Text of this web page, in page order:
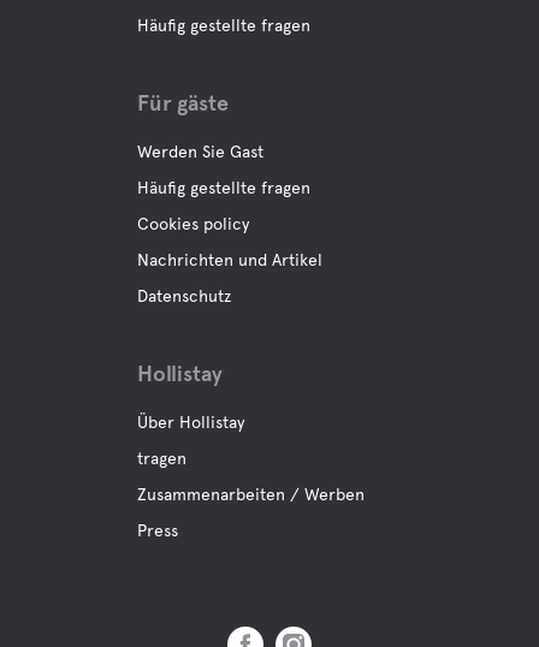
Haustierfreundlich
Restboden
Angeln
Häufig gestellte fragen
Für gäste
Werden Sie Gast
Häufig gestellte fragen
Cookies policy
Nachrichten und Artikel
Datenschutz
Hollistay
Über Hollistay
tragen
Zusammenarbeiten / Werben
Press